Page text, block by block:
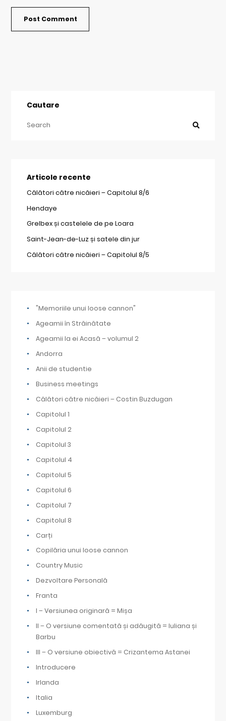
Cautare
Articole recente
Călători către nicăieri – Capitolul 8/6
Hendaye
Grelbex și castelele de pe Loara
Saint-Jean-de-Luz și satele din jur
Călători către nicăieri – Capitolul 8/5
"Memoriile unui loose cannon"
Ageamii în Străinătate
Ageamii la ei Acasă – volumul 2
Andorra
Anii de studentie
Business meetings
Călători către nicăieri – Costin Buzdugan
Capitolul 1
Capitolul 2
Capitolul 3
Capitolul 4
Capitolul 5
Capitolul 6
Capitolul 7
Capitolul 8
Carți
Copilăria unui loose cannon
Country Music
Dezvoltare Personală
Franta
I – Versiunea originară = Mișa
II – O versiune comentată și adăugită = Iuliana și
Barbu
III – O versiune obiectivă = Crizantema Astanei
Introducere
Irlanda
Italia
Luxemburg